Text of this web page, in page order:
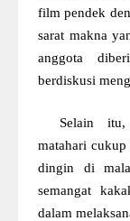
film pendek
sarat makna
anggota
berdiskusi
Selain
matahari
dingin di
semangat
dalam